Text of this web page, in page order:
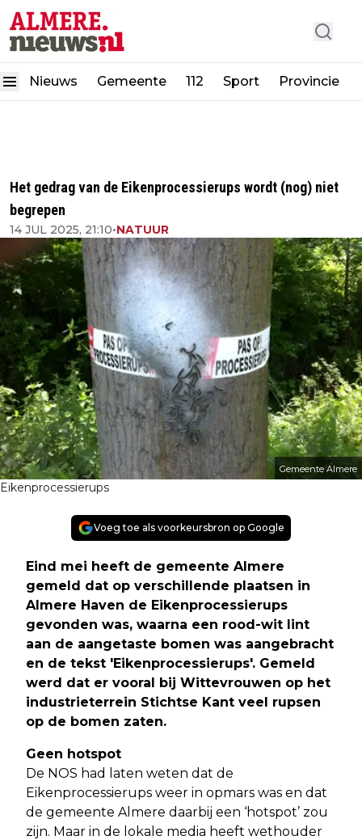
Nieuws Gemeente 112 Sport Provincie
Het gedrag van de Eikenprocessierups wordt (nog) niet
begrepen
14 JUL 2025, 21:10•NATUUR
Gemeente Almere
Eikenprocessierups
Voeg toe als voorkeursbron op Google
Eind mei heeft de gemeente Almere
gemeld dat op verschillende plaatsen in
Almere Haven de Eikenprocessierups
gevonden was, waarna een rood-wit lint
aan de aangetaste bomen was aangebracht
en de tekst 'Eikenprocessierups'. Gemeld
werd dat er vooral bij Wittevrouwen op het
industrieterrein Stichtse Kant veel rupsen
op de bomen zaten.
Geen hotspot
De NOS had laten weten dat de
Eikenprocessierups weer in opmars was en dat
de gemeente Almere daarbij een ‘hotspot’ zou
zijn. Maar in de lokale media heeft wethouder